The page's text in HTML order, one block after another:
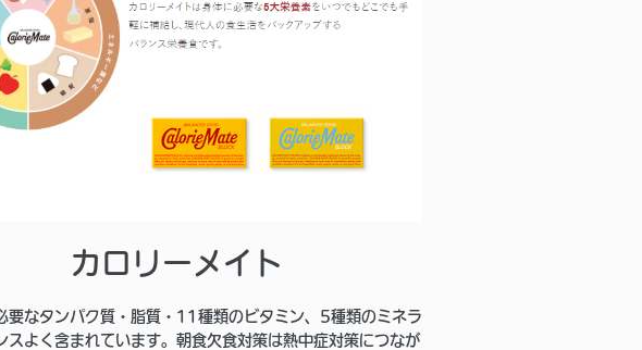
カロリーメイト
要なタンパク質・脂質・11種類のビタミン、5種類のミネラ
スよく含まれています。朝食欠食対策は熱中症対策につなが